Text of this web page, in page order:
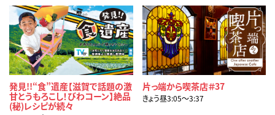
発見!!“食”遺産【滋賀で話題の激
甘とうもろこし！びわコーン】絶品
(秘)レシピが続々
片っ端から喫茶店＃37
きょう昼3:05〜3:37